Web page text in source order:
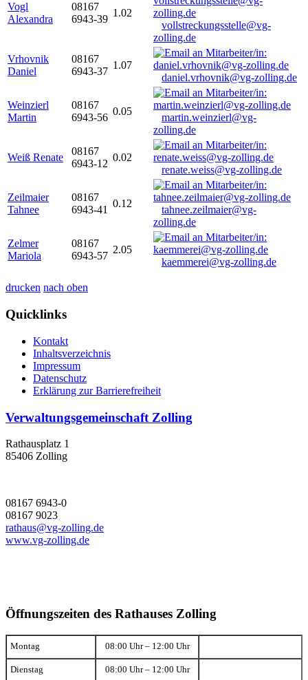
Vogl
Alexandra
08167
6943-39
1.02
vollstreckungsstelle@vg-
zolling.de
Vrhovnik
Daniel
08167
6943-37
1.07
daniel.vrhovnik@vg-zolling.de
Weinzierl
Martin
08167
6943-56
0.05
martin.weinzierl@vg-
zolling.de
Weiß Renate
08167
6943-12
0.02
renate.weiss@vg-zolling.de
Zeilmaier
Tahnee
08167
6943-41
0.12
tahnee.zeilmaier@vg-
zolling.de
Zelmer
Mariola
08167
6943-57
2.05
kaemmerei@vg-zolling.de
drucken nach oben
Quicklinks
Kontakt
Inhaltsverzeichnis
Impressum
Datenschutz
Erklärung zur Barrierefreiheit
Verwaltungsgemeinschaft Zolling
Rathausplatz 1
85406 Zolling
08167 6943-0
08167 9023
rathaus@vg-zolling.de
www.vg-zolling.de
Öffnungszeiten des Rathauses Zolling
Montag 08:00 Uhr – 12:00 Uhr
Dienstag 08:00 Uhr – 12:00 Uhr